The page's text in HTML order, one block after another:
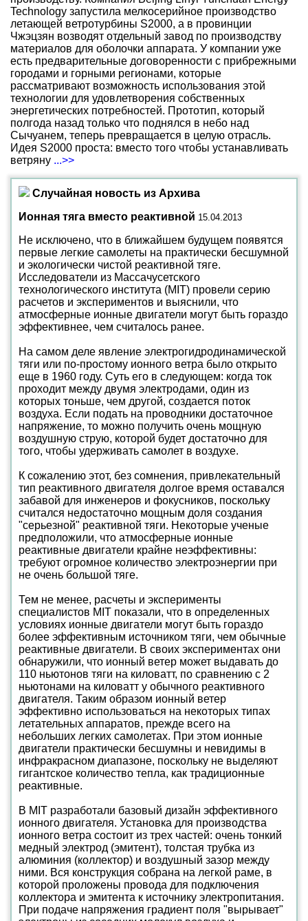
Technology запустила мелкосерийное производство
летающей ветротурбины S2000, а в провинции
Чжэцзян возводят отдельный завод по производству
материалов для оболочки аппарата. У компании уже
есть предварительные договоренности с прибрежными
городами и горными регионами, которые
рассматривают возможность использования этой
технологии для удовлетворения собственных
энергетических потребностей. Прототип, который
полгода назад только что поднялся в небо над
Сычуанем, теперь превращается в целую отрасль.
Идея S2000 проста: вместо того чтобы устанавливать
ветряну ...>>
Случайная новость из Архива
Ионная тяга вместо реактивной 15.04.2013
Не исключено, что в ближайшем будущем появятся
первые легкие самолеты на практически бесшумной
и экологически чистой реактивной тяге.
Исследователи из Массачусетского
технологического института (MIT) провели серию
расчетов и экспериментов и выяснили, что
атмосферные ионные двигатели могут быть гораздо
эффективнее, чем считалось ранее.
На самом деле явление электрогидродинамической
тяги или по-простому ионного ветра было открыто
еще в 1960 году. Суть его в следующем: когда ток
проходит между двумя электродами, один из
которых тоньше, чем другой, создается поток
воздуха. Если подать на проводники достаточное
напряжение, то можно получить очень мощную
воздушную струю, которой будет достаточно для
того, чтобы удерживать самолет в воздухе.
К сожалению этот, без сомнения, привлекательный
тип реактивного двигателя долгое время оставался
забавой для инженеров и фокусников, поскольку
считался недостаточно мощным доля создания
"серьезной" реактивной тяги. Некоторые ученые
предположили, что атмосферные ионные
реактивные двигатели крайне неэффективны:
требуют огромное количество электроэнергии при
не очень большой тяге.
Тем не менее, расчеты и эксперименты
специалистов MIT показали, что в определенных
условиях ионные двигатели могут быть гораздо
более эффективным источником тяги, чем обычные
реактивные двигатели. В своих экспериментах они
обнаружили, что ионный ветер может выдавать до
110 ньютонов тяги на киловатт, по сравнению с 2
ньютонами на киловатт у обычного реактивного
двигателя. Таким образом ионный ветер
эффективно использоваться на некоторых типах
летательных аппаратов, прежде всего на
небольших легких самолетах. При этом ионные
двигатели практически бесшумны и невидимы в
инфракрасном диапазоне, поскольку не выделяют
гигантское количество тепла, как традиционные
реактивные.
В MIT разработали базовый дизайн эффективного
ионного двигателя. Установка для производства
ионного ветра состоит из трех частей: очень тонкий
медный электрод (эмитент), толстая трубка из
алюминия (коллектор) и воздушный зазор между
ними. Вся конструкция собрана на легкой раме, в
которой проложены провода для подключения
коллектора и эмитента к источнику электропитания.
При подаче напряжения градиент поля "вырывает"